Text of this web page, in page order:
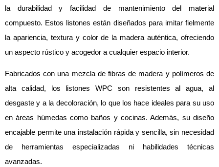
la durabilidad y facilidad de mantenimiento del material
compuesto. Estos listones están diseñados para imitar fielmente
la apariencia, textura y color de la madera auténtica, ofreciendo
un aspecto rústico y acogedor a cualquier espacio interior.
Fabricados con una mezcla de fibras de madera y polímeros de
alta calidad, los listones WPC son resistentes al agua, al
desgaste y a la decoloración, lo que los hace ideales para su uso
en áreas húmedas como baños y cocinas. Además, su diseño
encajable permite una instalación rápida y sencilla, sin necesidad
de herramientas especializadas ni habilidades técnicas
avanzadas.